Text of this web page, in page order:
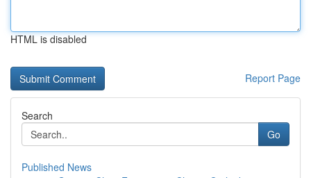
HTML is disabled
Report Page
Search
Go
Published News